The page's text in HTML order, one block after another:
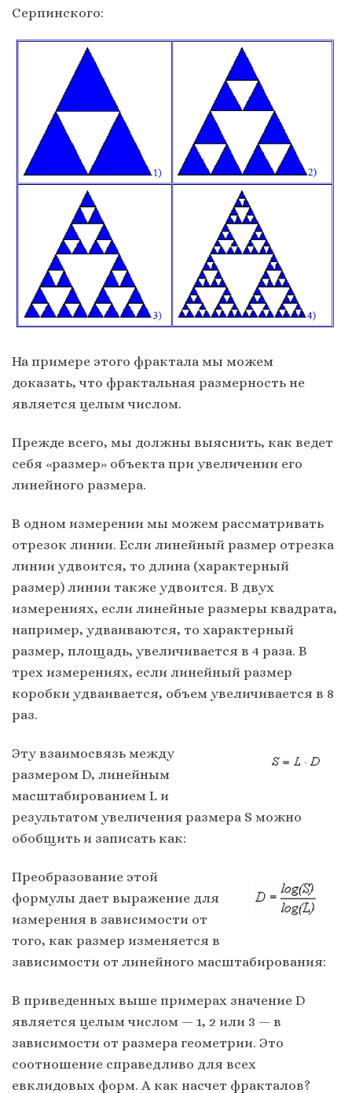
Серпинского:
На примере этого фрактала мы можем
доказать, что фрактальная размерность не
является целым числом.
Прежде всего, мы должны выяснить, как ведет
себя «размер» объекта при увеличении его
линейного размера.
В одном измерении мы можем рассматривать
отрезок линии. Если линейный размер отрезка
линии удвоится, то длина (характерный
размер) линии также удвоится. В двух
измерениях, если линейные размеры квадрата,
например, удваиваются, то характерный
размер, площадь, увеличивается в 4 раза. В
трех измерениях, если линейный размер
коробки удваивается, объем увеличивается в 8
раз.
Эту взаимосвязь между
размером D, линейным
масштабированием L и
результатом увеличения размера S можно
обобщить и записать как:
Преобразование этой
формулы дает выражение для
измерения в зависимости от
того, как размер изменяется в
зависимости от линейного масштабирования:
В приведенных выше примерах значение D
является целым числом — 1, 2 или 3 — в
зависимости от размера геометрии. Это
соотношение справедливо для всех
евклидовых форм. А как насчет фракталов?